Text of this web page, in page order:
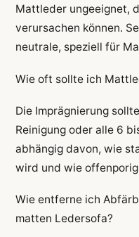
Mattleder ungeeignet,
verursachen können.
neutrale, speziell für
Wie oft sollte ich
Die Imprägnierung
Reinigung oder alle 6
abhängig davon, wie
wird und wie
Wie entferne ich
matten Ledersofa?